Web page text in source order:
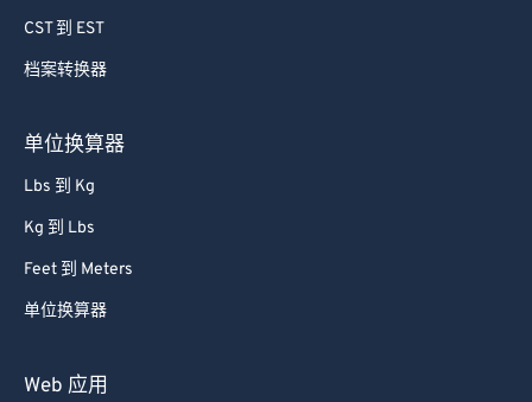
CST 到 EST
档案转换器
单位换算器
Lbs 到 Kg
Kg 到 Lbs
Feet 到 Meters
单位换算器
Web 应用